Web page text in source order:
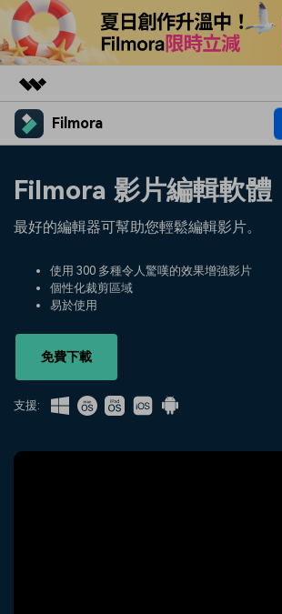
精選產品
實用工具
解決方案
商店
Filmora
音訊
熱門人群
熱門方案
部落格
AI提示詞大全
收錄 100+ 熱門影片提示詞，快
幫助中心
我們隨時為您提供協助 如何用
立即購買
Filmora 影片編輯軟體
最好的編輯器可幫助您輕鬆編輯影片。
使用 300 多種令人驚嘆的效果增強影片
個性化裁剪區域
易於使用
免費下載
支援: